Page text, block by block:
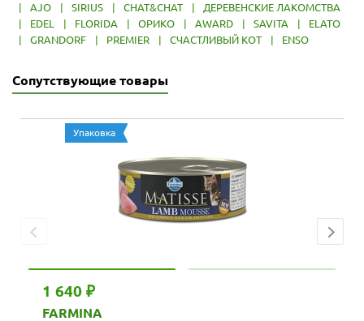
|
AJO | SIRIUS | CHAT&CHAT |
ДЕРЕВЕНСКИЕ ЛАКОМСТВА
|
EDEL | FLORIDA | ОРИКО | AWARD | SAVITA |
ELATO
|
GRANDORF | PREMIER | СЧАСТЛИВЫЙ КОТ | ENSO
Сопутствующие товары
Упаковка
1 640 ₽
FARMINA